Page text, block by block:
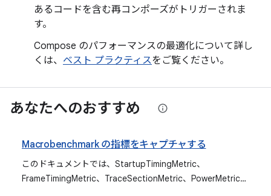
あるコードを含む再コンポーズがトリガーされま
す。
Compose のパフォーマンスの最適化について詳し
くは、 ベスト プラクティスをご覧ください。
あなたへのおすすめ
Macrobenchmark の指標をキャプチャする
このドキュメントでは、StartupTimingMetric、
FrameTimingMetric、TraceSectionMetric、PowerMetric